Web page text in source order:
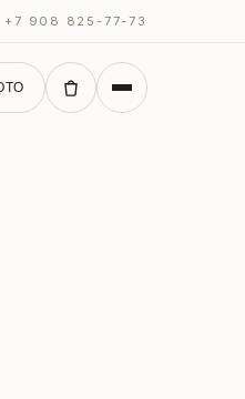
+7 908 825-77-73